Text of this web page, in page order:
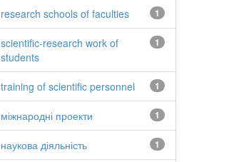
1
research schools of faculties
1
scientific-research work of
students
1
training of scientific personnel
1
міжнародні проекти
1
наукова діяльність